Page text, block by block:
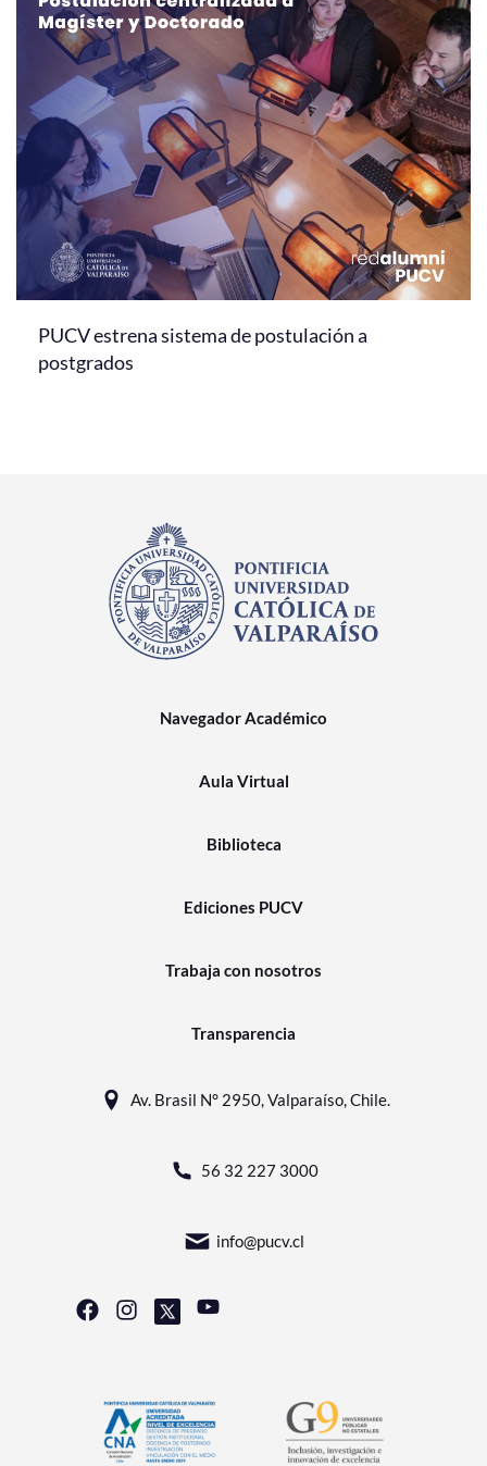
PUCV estrena sistema de postulación a
postgrados
Navegador Académico
Aula Virtual
Biblioteca
Ediciones PUCV
Trabaja con nosotros
Transparencia
Av. Brasil N° 2950, Valparaíso, Chile.
56 32 227 3000
info@pucv.cl